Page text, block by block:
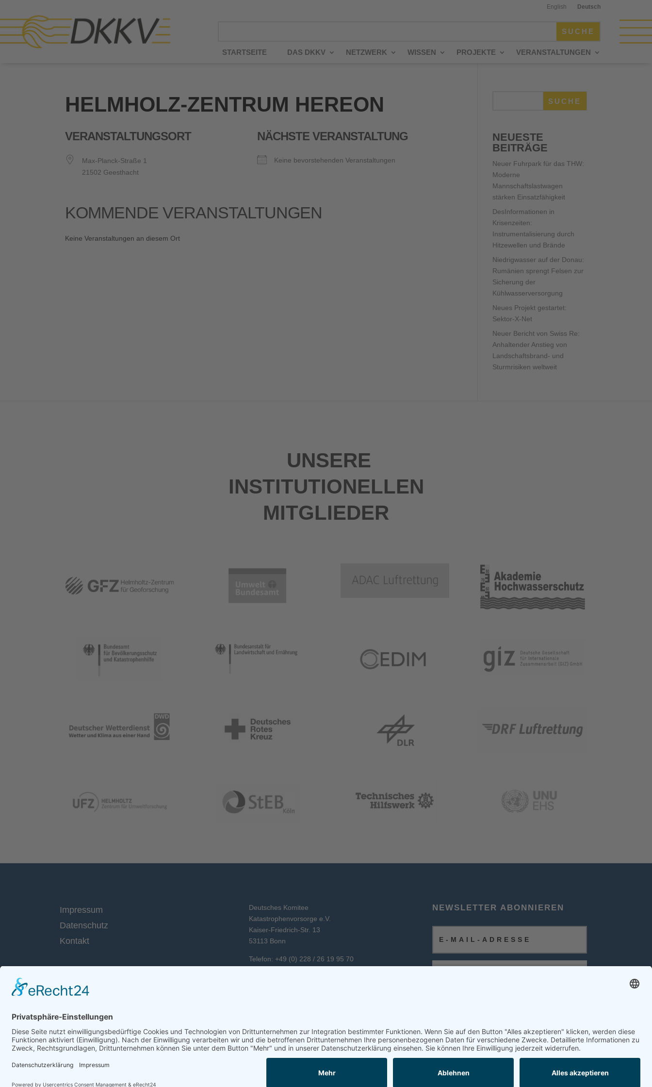
English Deutsch
STARTSEITE DAS DKKV NETZWERK WISSEN PROJEKTE VERANSTALTUNGEN
HELMHOLZ-ZENTRUM HEREON
VERANSTALTUNGSORT
Max-Planck-Straße 1
21502 Geesthacht
NÄCHSTE VERANSTALTUNG
Keine bevorstehenden Veranstaltungen
KOMMENDE VERANSTALTUNGEN
Keine Veranstaltungen an diesem Ort
SUCHE
NEUESTE
BEITRÄGE
Neuer Fuhrpark für das THW:
Moderne
Mannschaftslastwagen
stärken Einsatzfähigkeit
DesInformationen in
Krisenzeiten:
Instrumentalisierung durch
Hitzewellen und Brände
Niedrigwasser auf der Donau:
Rumänien sprengt Felsen zur
Sicherung der
Kühlwasserversorgung
Neues Projekt gestartet:
Sektor-X-Net
Neuer Bericht von Swiss Re:
Anhaltender Anstieg von
Landschaftsbrand- und
Sturmrisiken weltweit
UNSERE
INSTITUTIONELLEN
MITGLIEDER
Impressum
Datenschutz
Kontakt
Deutsches Komitee
Katastrophenvorsorge e.V.
Kaiser-Friedrich-Str. 13
53113 Bonn
Telefon: +49 (0) 228 / 26 19 95 70
NEWSLETTER ABONNIEREN